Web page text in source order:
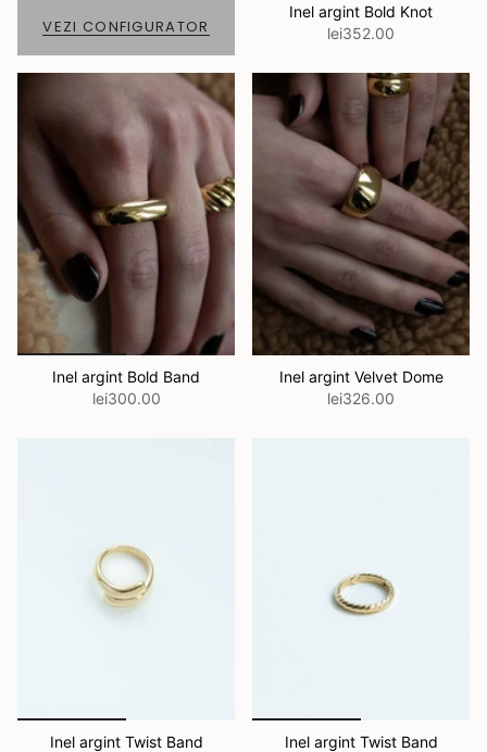
VEZI CONFIGURATOR
Inel argint Bold Knot
lei352.00
Inel argint Bold Band
lei300.00
Inel argint Velvet Dome
lei326.00
Inel argint Twist Band
Inel argint Twist Band